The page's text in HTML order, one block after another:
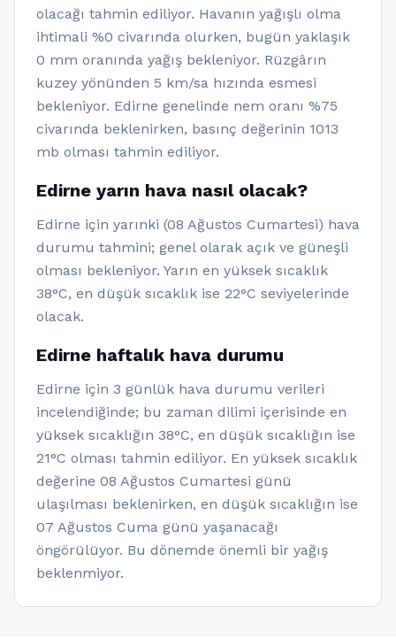
olacağı tahmin ediliyor. Havanın yağışlı olma
ihtimali %0 civarında olurken, bugün yaklaşık
0 mm oranında yağış bekleniyor. Rüzgârın
kuzey yönünden 5 km/sa hızında esmesi
bekleniyor. Edirne genelinde nem oranı %75
civarında beklenirken, basınç değerinin 1013
mb olması tahmin ediliyor.
Edirne yarın hava nasıl olacak?
Edirne için yarınki (08 Ağustos Cumartesi) hava
durumu tahmini; genel olarak açık ve güneşli
olması bekleniyor. Yarın en yüksek sıcaklık
38°C, en düşük sıcaklık ise 22°C seviyelerinde
olacak.
Edirne haftalık hava durumu
Edirne için 3 günlük hava durumu verileri
incelendiğinde; bu zaman dilimi içerisinde en
yüksek sıcaklığın 38°C, en düşük sıcaklığın ise
21°C olması tahmin ediliyor. En yüksek sıcaklık
değerine 08 Ağustos Cumartesi günü
ulaşılması beklenirken, en düşük sıcaklığın ise
07 Ağustos Cuma günü yaşanacağı
öngörülüyor. Bu dönemde önemli bir yağış
beklenmiyor.